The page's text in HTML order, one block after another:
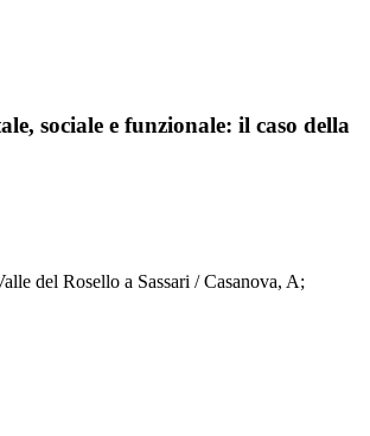
sociale e funzionale: il caso della
del Rosello a Sassari / Casanova, A;